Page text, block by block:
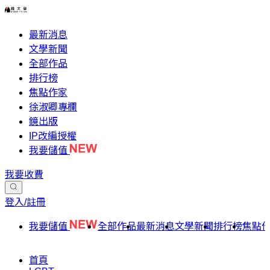
最新消息
文學新聞
全部作品
排行榜
焦點作家
徐淑卿專欄
鏡出版
IP改編授權
我要儲值
我要收費
登入/註冊
我要儲值 全部作品最新消息文學新聞排行榜焦點
首頁